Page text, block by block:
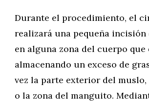
Durante el procedimiento, el
realizará una pequeña incisión
en alguna zona del cuerpo que
almacenando un exceso de
vez la parte exterior del muslo,
o la zona del manguito.